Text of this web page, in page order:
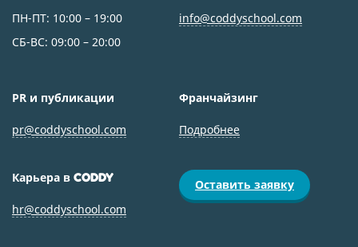
ПН-ПТ: 10:00 – 19:00
СБ-ВС: 09:00 – 20:00
info@coddyschool.com
PR и публикации
pr@coddyschool.com
Франчайзинг
Подробнее
Карьера в CODDY
hr@coddyschool.com
Оставить заявку